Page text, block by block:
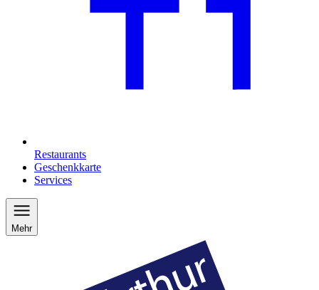
Restaurants
Geschenkkarte
Services
Mehr